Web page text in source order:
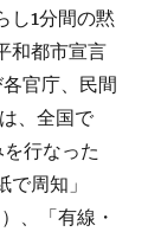
し1分間の黙
和都市宣言
官庁、民間
、全国で
行なった
周知」
、「有線・